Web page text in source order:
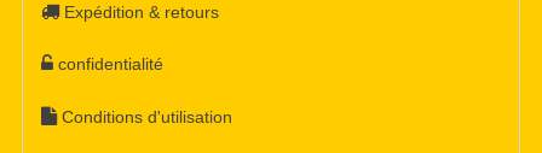
Expédition & retours
confidentialité
Conditions d'utilisation